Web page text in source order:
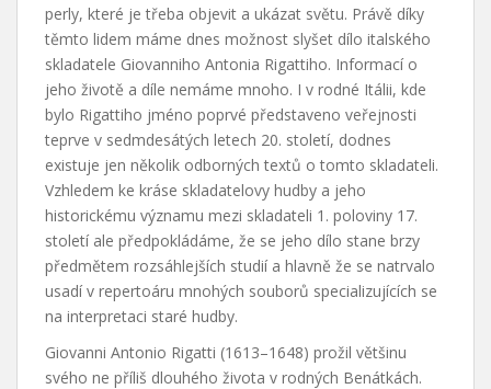
perly, které je třeba objevit a ukázat světu. Právě díky
těmto lidem máme dnes možnost slyšet dílo italského
skladatele Giovanniho Antonia Rigattiho. Informací o
jeho životě a díle nemáme mnoho. I v rodné Itálii, kde
bylo Rigattiho jméno poprvé představeno veřejnosti
teprve v sedmdesátých letech 20. století, dodnes
existuje jen několik odborných textů o tomto skladateli.
Vzhledem ke kráse skladatelovy hudby a jeho
historickému významu mezi skladateli 1. poloviny 17.
století ale předpokládáme, že se jeho dílo stane brzy
předmětem rozsáhlejších studií a hlavně že se natrvalo
usadí v repertoáru mnohých souborů specializujících se
na interpretaci staré hudby.
Giovanni Antonio Rigatti (1613–1648) prožil většinu
svého ne příliš dlouhého života v rodných Benátkách.